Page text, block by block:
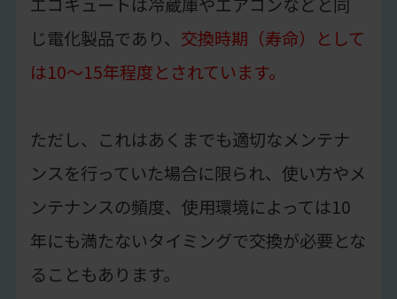
じ電化製品であり、 交換時期（寿命）として
は10〜15年程度とされています。
ただし、これはあくまでも適切なメンテナ
ンスを行っていた場合に限られ、使い方やメ
ンテナンスの頻度、使用環境によっては10
年にも満たないタイミングで交換が必要とな
ることもあります。